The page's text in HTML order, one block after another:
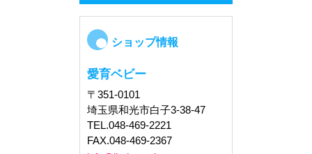
ショップ情報
愛育ベビー
〒351-0101
埼玉県和光市白子3-38-47
TEL.048-469-2221
FAX.048-469-2367